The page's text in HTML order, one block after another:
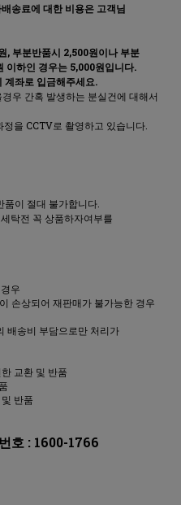
송료에 대한 비용은 고객님
, 부분반품시 2,500원이나 부분
이하인 경우는 5,000원입니다.
계좌로 입금해주세요.
우 간혹 발생하는 분실건에 대해서
을 CCTV로 촬영하고 있습니다.
이 절대 불가합니다.
탁전 꼭 상품하자여부를
우
손상되어 재판매가 불가능한 경우
배송비 부담으로만 처리가
교환 및 반품
반품
호 : 1600-1766